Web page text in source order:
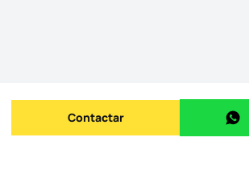
Enviar mensagem
Contactar